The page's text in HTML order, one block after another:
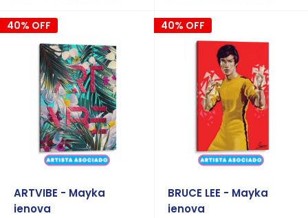
40% OFF
ARTVIBE - Mayka
ienova
40% OFF
BRUCE LEE - Mayka
ienova